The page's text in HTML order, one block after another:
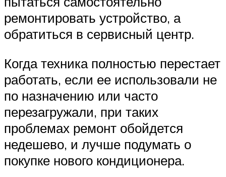
ремонтировать устройство, а
обратиться в сервисный центр.
Когда техника полностью перестает
работать, если ее использовали не
по назначению или часто
перезагружали, при таких
проблемах ремонт обойдется
недешево, и лучше подумать о
покупке нового кондиционера.